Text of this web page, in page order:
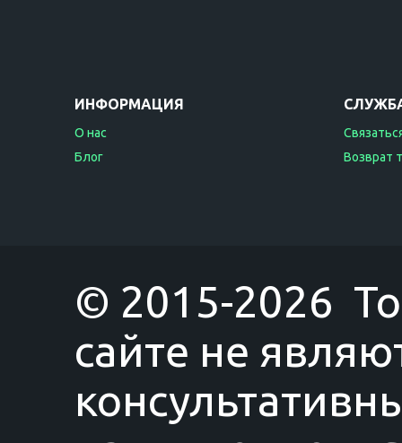
ИНФОРМАЦИЯ
О нас
Блог
Возврат
© 2015-2026
сайте не